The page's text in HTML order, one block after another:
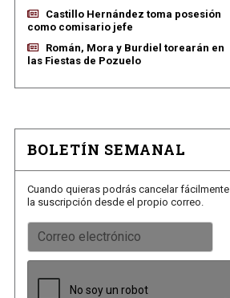
Castillo Hernández toma posesión
como comisario jefe
Román, Mora y Burdiel torearán en
las Fiestas de Pozuelo
BOLETÍN SEMANAL
Cuando quieras podrás cancelar fácilmente
la suscripción desde el propio correo.